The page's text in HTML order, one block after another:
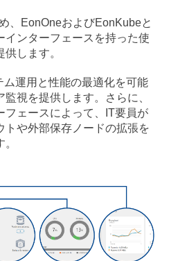
、EonOneおよびEonKubeと
インターフェースを持った使
します。
ム運用と性能の最適化を可能
視を提供します。さらに、
フェースによって、IT要員が
トや外部保存ノードの拡張を